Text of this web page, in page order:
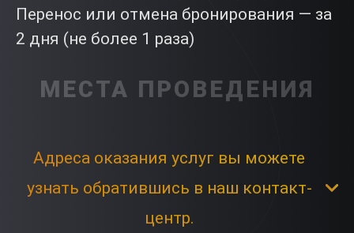
Перенос или отмена бронирования — за
2 дня (не более 1 раза)
МЕСТА ПРОВЕДЕНИЯ
Адреса оказания услуг вы можете
узнать обратившись в наш контакт-
центр.